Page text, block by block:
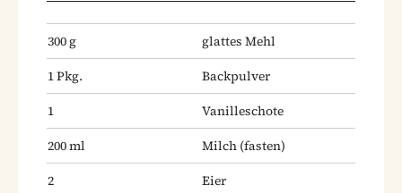
300g
glattes Mehl
1Pkg.
Backpulver
1
Vanilleschote
200ml Milch (fasten)
2
Eier